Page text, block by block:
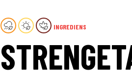
INGREDIENS